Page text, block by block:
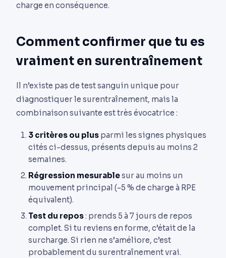
charge en conséquence.
Comment confirmer que tu es
vraiment en surentraînement
Il n’existe pas de test sanguin unique pour
diagnostiquer le surentraînement, mais la
combinaison suivante est très évocatrice :
3 critères ou plus parmi les signes physiques
cités ci-dessus, présents depuis au moins 2
semaines.
Régression mesurablesur au moins un
mouvement principal (-5 % de charge à RPE
équivalent).
Test du repos: prends 5 à 7 jours de repos
complet. Si tu reviens en forme, c’était de la
surcharge. Si rien ne s’améliore, c’est
probablement du surentraînement vrai.